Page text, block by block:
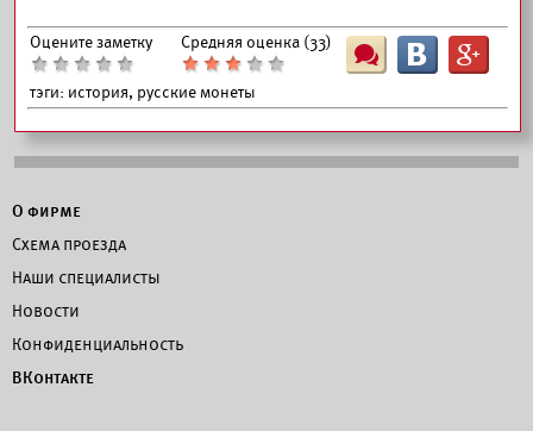
Оцените заметку Средняя оценка (33)
тэги: история, русские монеты
Ш B G
О фирме
Схема проезда
Наши специалисты
Новости
Конфиденциальность
ВКонтакте